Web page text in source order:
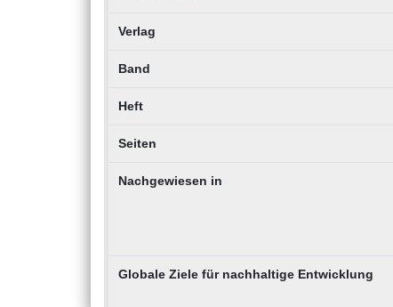
Verlag
Band
Heft
Seiten
Nachgewiesen in
Globale Ziele für nachhaltige Entwicklung